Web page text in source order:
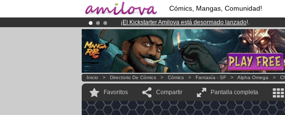
Cómics, Mangas, Comunidad!
¡ El Kickstarter Amilova está desormado lanzado!.
¡Conviertete en Premium por3.95 eurosal mes!Hazte
¡Ya tenemos 134393miembrosy 1208 Cómics y Mangas!.
Inicio > Directorio De Cómics > Cómics > Fantasía - SF > Alpha Omega >
Favoritos Compartir Pantalla completa